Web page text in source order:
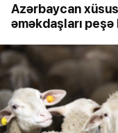
Azərbaycan
əməkdaşları peşə